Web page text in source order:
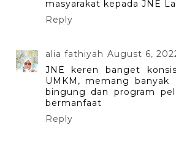
masyarakat kepada JNE
Reply
alia fathiyah August 6,
JNE keren banget
UMKM, memang banyak
bingung dan program
bermanfaat
Reply